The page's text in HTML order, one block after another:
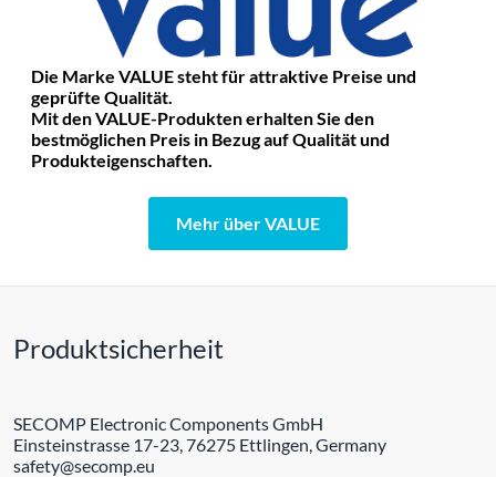
Die Marke VALUE steht für attraktive Preise und
geprüfte Qualität.
Mit den VALUE-Produkten erhalten Sie den
bestmöglichen Preis in Bezug auf Qualität und
Produkteigenschaften.
Mehr über VALUE
Produktsicherheit
SECOMP Electronic Components GmbH
Einsteinstrasse 17-23, 76275 Ettlingen, Germany
safety@secomp.eu